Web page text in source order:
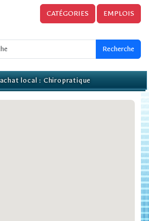
CATÉGORIES EMPLOIS
local : Chiropratique